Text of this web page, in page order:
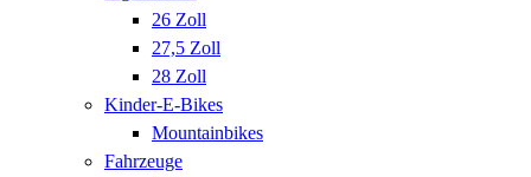
26 Zoll
27,5 Zoll
28 Zoll
Kinder-E-Bikes
Mountainbikes
Fahrzeuge